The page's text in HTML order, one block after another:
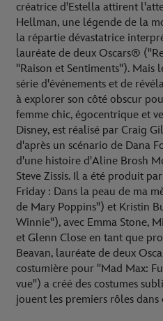
créatrice d'Estella attirent
Hellman, une légende de la
la répartie dévastatrice
lauréate de deux Oscars®
"Raison et Sentiments").
série d'événements et de
à explorer son côté obscur
femme chic, égocentrique et
Disney, est réalisé par Craig
d'après un scénario de Dana
d'une histoire d'Aline Brosh
Steve Zissis. Il a été produit
Friday : Dans la peau de ma
de Mary Poppins") et Kristin
Winnie"), avec Emma Stone,
et Glenn Close en tant que
Beavan, lauréate de deux
costumière pour "Mad Max:
vue") a créé des costumes
jouent les premiers rôles dans